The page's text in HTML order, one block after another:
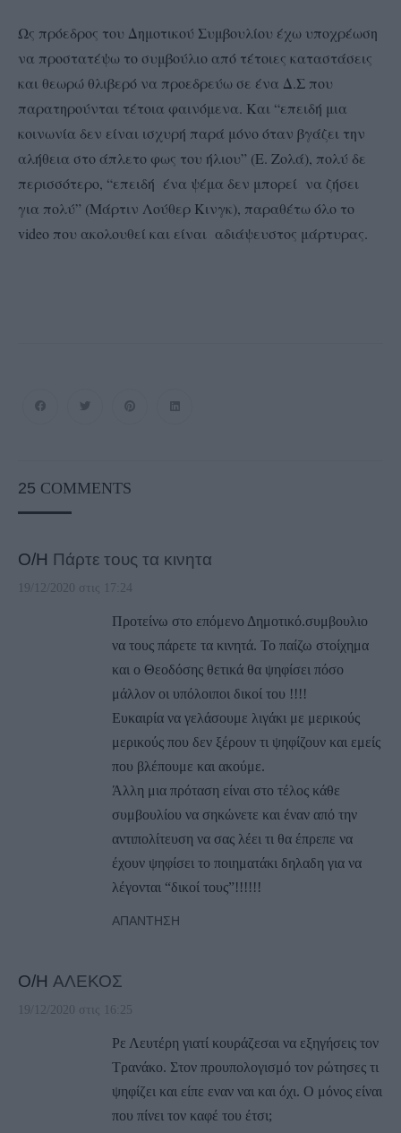
Ως πρόεδρος του Δημοτικού Συμβουλίου έχω υποχρέωση
να προστατέψω το συμβούλιο από τέτοιες καταστάσεις
και θεωρώ θλιβερό να προεδρεύω σε ένα Δ.Σ που
παρατηρούνται τέτοια φαινόμενα. Και “επειδή μια
κοινωνία δεν είναι ισχυρή παρά μόνο όταν βγάζει την
αλήθεια στο άπλετο φως του ήλιου” (Ε. Ζολά), πολύ δε
περισσότερο, “επειδή ένα ψέμα δεν μπορεί να ζήσει
για πολύ” (Μάρτιν Λούθερ Κινγκ), παραθέτω όλο το
video που ακολουθεί και είναι αδιάψευστος μάρτυρας.
25 COMMENTS
Ο/Η Πάρτε τους τα κινητα
19/12/2020 στις 17:24
Προτείνω στο επόμενο Δημοτικό.συμβουλιο
να τους πάρετε τα κινητά. Το παίζω στοίχημα
και ο Θεοδόσης θετικά θα ψηφίσει πόσο
μάλλον οι υπόλοιποι δικοί του !!!!
Ευκαιρία να γελάσουμε λιγάκι με μερικούς
μερικούς που δεν ξέρουν τι ψηφίζουν και εμείς
που βλέπουμε και ακούμε.
Άλλη μια πρόταση είναι στο τέλος κάθε
συμβουλίου να σηκώνετε και έναν από την
αντιπολίτευση να σας λέει τι θα έπρεπε να
έχουν ψηφίσει το ποιηματάκι δηλαδη για να
λέγονται “δικοί τους”!!!!!!
ΑΠΆΝΤΗΣΗ
Ο/Η ΑΛΕΚΟΣ
19/12/2020 στις 16:25
Ρε Λευτέρη γιατί κουράζεσαι να εξηγήσεις τον
Τρανάκο. Στον προυπολογισμό τον ρώτησες τι
ψηφίζει και είπε εναν ναι και όχι. Ο μόνος είναι
που πίνει τον καφέ του έτσι;